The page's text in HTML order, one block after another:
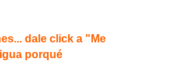
dale click a "Me
porqué